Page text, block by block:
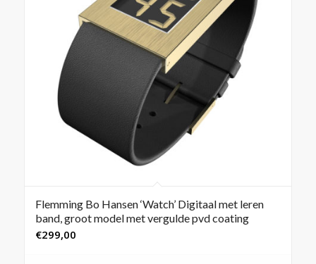
Flemming Bo Hansen ‘Watch’ Digitaal met leren
band, groot model met vergulde pvd coating
€299,00